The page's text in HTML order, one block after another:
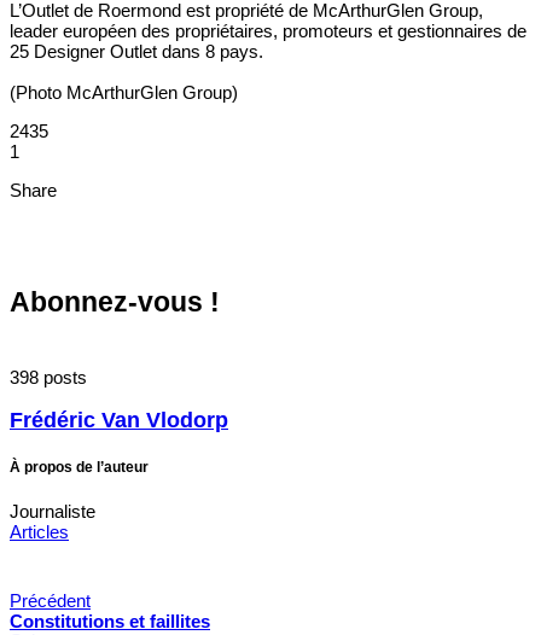
L’Outlet de Roermond est propriété de McArthurGlen Group,
leader européen des propriétaires, promoteurs et gestionnaires de
25 Designer Outlet dans 8 pays.
(Photo McArthurGlen Group)
2435
1
Share
Abonnez-vous !
398 posts
Frédéric Van Vlodorp
À propos de l’auteur
Journaliste
Articles
Précédent
Constitutions et faillites